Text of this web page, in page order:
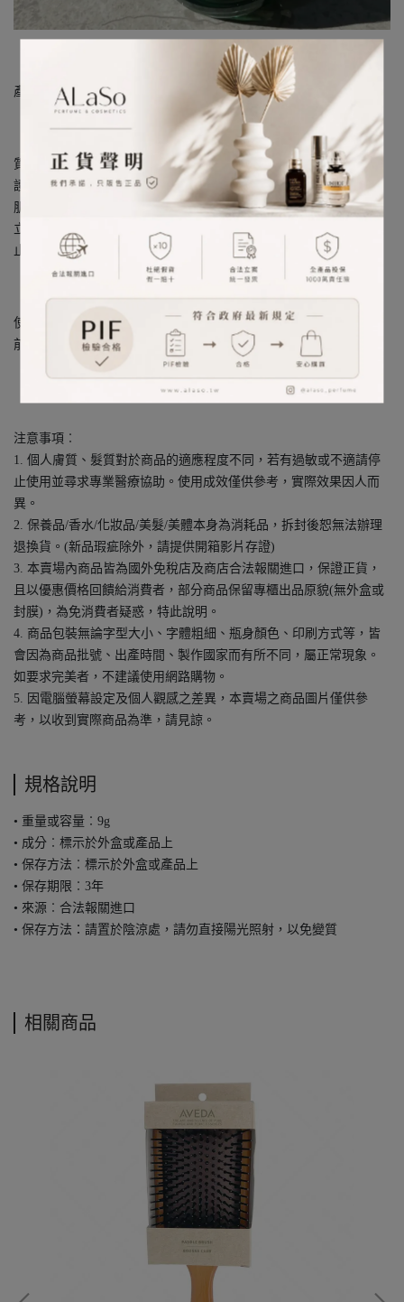
圖片來源：小紅書_媚媚变美美
產地︰美國
質地如絲絨般的修護唇霜帶有淡淡的薄荷香氣，以最溫柔的撫觸修
護、調理和蛻變雙唇，達到高保濕、緊緻鎖水，以及保護唇部柔嫩
肌膚的功效。
立即柔嫩乾燥唇瓣，滋養、修護和增強其天然保濕屏障，進一步防
止環境的傷害。
使用方法︰以指尖溫熱少許潤唇膏，輕拍雙唇。也可使用於唇彩
前，持久保濕雙唇。
注意事項︰
1. 個人膚質、髮質對於商品的適應程度不同，若有過敏或不適請停
止使用並尋求專業醫療協助。使用成效僅供參考，實際效果因人而
異。
2. 保養品/香水/化妝品/美髮/美體本身為消耗品，拆封後恕無法辦理
退換貨。(新品瑕疵除外，請提供開箱影片存證)
3. 本賣場內商品皆為國外免稅店及商店合法報關進口，保證正貨，
且以優惠價格回饋給消費者，部分商品保留專櫃出品原貌(無外盒或
封膜)，為免消費者疑惑，特此說明。
4. 商品包裝無論字型大小、字體粗細、瓶身顏色、印刷方式等，皆
會因為商品批號、出產時間、製作國家而有所不同，屬正常現象。
如要求完美者，不建議使用網路購物。
5. 因電腦螢幕設定及個人觀感之差異，本賣場之商品圖片僅供參
考，以收到實際商品為準，請見諒。
規格說明
• 重量或容量︰9g
• 成分︰標示於外盒或產品上
• 保存方法︰標示於外盒或產品上
• 保存期限︰3年
• 來源︰合法報關進口
• 保存方法：請置於陰涼處，請勿直接陽光照射，以免變質
相關商品